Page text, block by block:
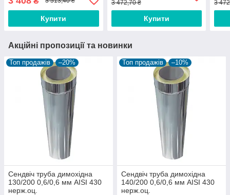
Купити
3 472,70 ₴
Купити
3
Акційні пропозиції та новинки
Топ продажів –20%
Сендвіч труба димохідна
130/200 0,6/0,6 мм AISI 430
нерж.оц.
Топ продажів –10%
Сендвіч труба димохідна
140/200 0,6/0,6 мм AISI 430
нерж.оц.